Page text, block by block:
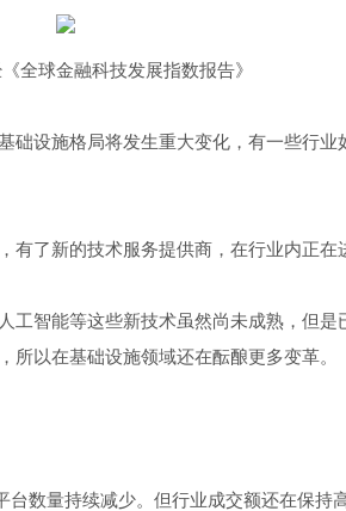
全球金融科技发展指数报告》
础设施格局将发生重大变化，有一些行业
了新的技术服务提供商，在行业内正在
工智能等这些新技术虽然尚未成熟，但
所以在基础设施领域还在酝酿更多变革。
数量持续减少。但行业成交额还在保持